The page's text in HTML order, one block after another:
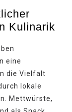
Kulinarik
eine
die Vielfalt
lokale
Mettwürste,